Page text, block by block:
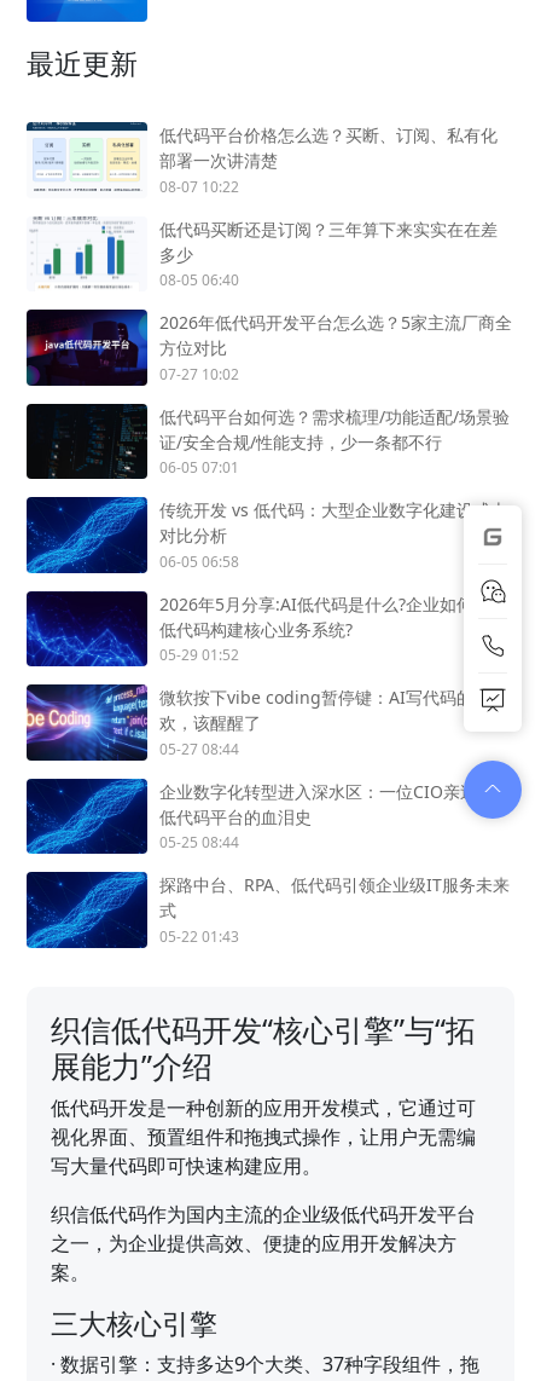
最近更新
低代码平台价格怎么选？买断、订阅、私有化
部署一次讲清楚
08-07 10:22
低代码买断还是订阅？三年算下来实实在在差
多少
08-05 06:40
2026年低代码开发平台怎么选？5家主流厂商全
方位对比
07-27 10:02
低代码平台如何选？需求梳理/功能适配/场景验
证/安全合规/性能支持，少一条都不行
06-05 07:01
传统开发 vs 低代码：大型企业数字化建设成本
对比分析
06-05 06:58
2026年5月分享:AI低代码是什么?企业如何用AI
低代码构建核心业务系统?
05-29 01:52
微软按下vibe coding暂停键：AI写代码的狂
欢，该醒醒了
05-27 08:44
企业数字化转型进入深水区：一位CIO亲述选型
低代码平台的血泪史
05-25 08:44
探路中台、RPA、低代码引领企业级IT服务未来
式
05-22 01:43
织信低代码开发“核心引擎”与“拓
展能力”介绍
低代码开发是一种创新的应用开发模式，它通过可
视化界面、预置组件和拖拽式操作，让用户无需编
写大量代码即可快速构建应用。
织信低代码作为国内主流的企业级低代码开发平台
之一，为企业提供高效、便捷的应用开发解决方
案。
三大核心引擎
·数据引擎：支持多达9个大类、37种字段组件，拖